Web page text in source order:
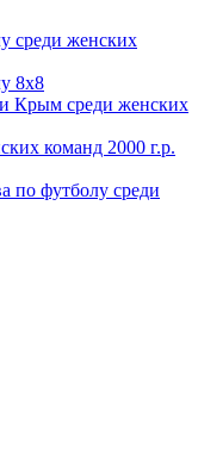
среди женских
8х8
Крым среди женских
команд 2000 г.р.
по футболу среди